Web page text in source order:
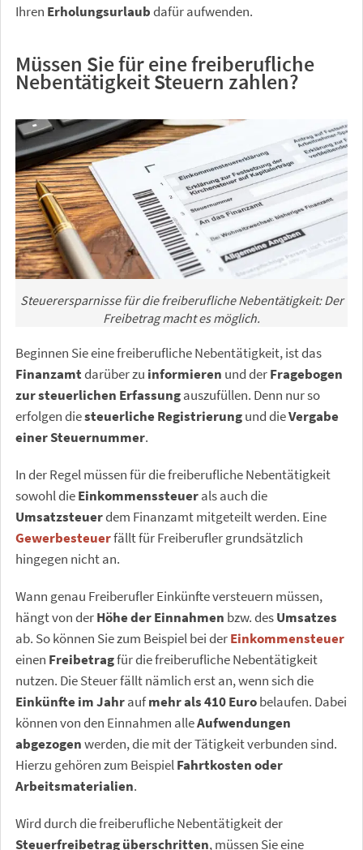
Ihren Erholungsurlaubdafür aufwenden.
Müssen Sie für eine freiberufliche
Nebentätigkeit Steuern zahlen?
Steuerersparnisse für die freiberufliche Nebentätigkeit: Der
Freibetrag macht es möglich.
Beginnen Sie eine freiberufliche Nebentätigkeit, ist das
Finanzamtdarüber zu informieren und derFragebogen
zur steuerlichen Erfassungauszufüllen. Denn nur so
erfolgen diesteuerliche Registrierungund dieVergabe
einer Steuernummer.
In der Regel müssen für die freiberufliche Nebentätigkeit
sowohl dieEinkommenssteuerals auch die
Umsatzsteuerdem Finanzamt mitgeteilt werden. Eine
Gewerbesteuerfällt für Freiberufler grundsätzlich
hingegen nicht an.
Wann genau Freiberufler Einkünfte versteuern müssen,
hängt von derHöhe der Einnahmen bzw. desUmsatzes
ab. So können Sie zum Beispiel bei derEinkommensteuer
einen Freibetragfür die freiberufliche Nebentätigkeit
nutzen. Die Steuer fällt nämlich erst an, wenn sich die
Einkünfte im Jahraufmehr als 410 Eurobelaufen. Dabei
können von den Einnahmen alleAufwendungen
abgezogenwerden, die mit der Tätigkeit verbunden sind.
Hierzu gehören zum BeispielFahrtkosten oder
Arbeitsmaterialien.
Wird durch die freiberufliche Nebentätigkeit der
Steuerfreibetrag überschritten, müssen Sie eine